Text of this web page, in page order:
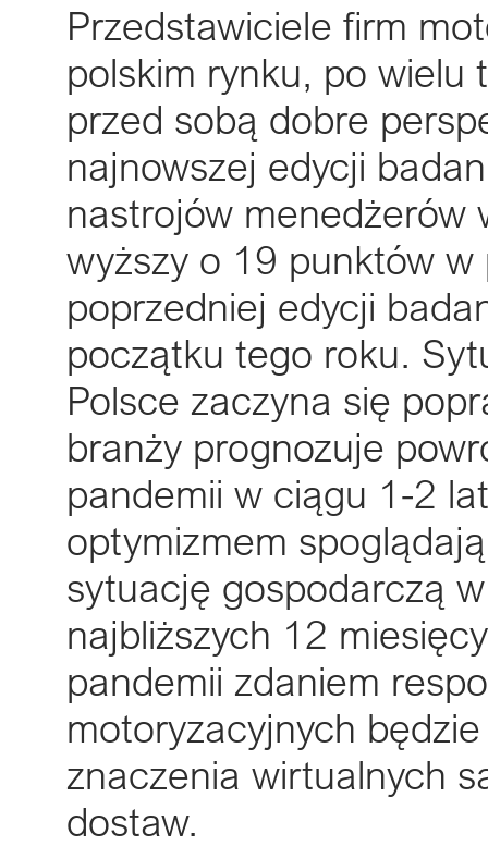
Przedstawiciele firm
polskim rynku, po wielu
przed sobą dobre
najnowszej edycji
nastrojów menedżerów
wyższy o 19 punktów
poprzedniej edycji
początku tego roku.
Polsce zaczyna się
branży prognozuje
pandemii w ciągu 1-2
optymizmem
sytuację gospodarczą
najbliższych 12
pandemii zdaniem
motoryzacyjnych
znaczenia wirtualnych
dostaw.